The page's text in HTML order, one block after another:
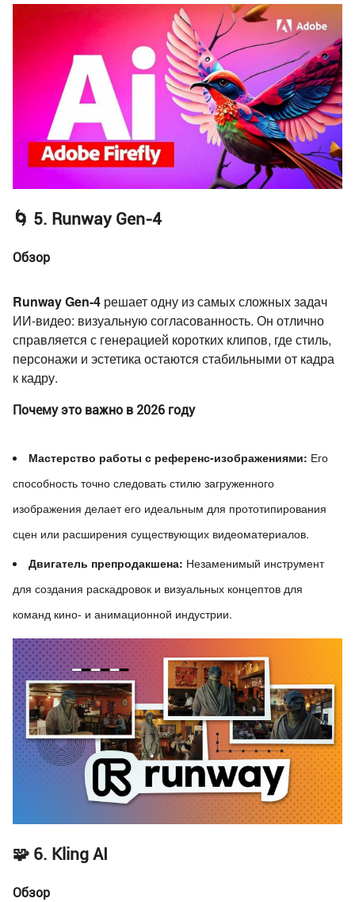
🌀 5. Runway Gen-4
Обзор
Runway Gen-4 решает одну из самых сложных задач
ИИ-видео: визуальную согласованность. Он отлично
справляется с генерацией коротких клипов, где стиль,
персонажи и эстетика остаются стабильными от кадра
к кадру.
Почему это важно в 2026 году
Мастерство работы с референс-изображениями: Его
способность точно следовать стилю загруженного
изображения делает его идеальным для прототипирования
сцен или расширения существующих видеоматериалов.
Двигатель препродакшена: Незаменимый инструмент
для создания раскадровок и визуальных концептов для
команд кино- и анимационной индустрии.
🧩 6. Kling AI
Обзор